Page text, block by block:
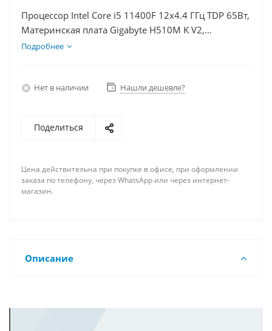
Процессор Intel Core i5 11400F 12x4.4 ГГц TDP 65Вт,
Материнская плата Gigabyte H510M K V2,
Видеокарта RTX 3060 8Гб, Память DDR4 16Gb,
Подробнее
Нет в наличии Нашли дешевле?
Поделиться
Цена действительна при покупке в офисе, при оформлении
заказа по телефону, через WhatsApp или через интернет-
магазин.
Описание